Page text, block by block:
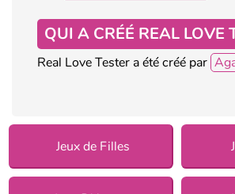
QUI A CRÉÉ REAL LOVE
Real Love Tester a été créé par
Jeux de Filles